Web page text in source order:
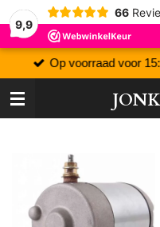
9,9
66
Op voorraad voor